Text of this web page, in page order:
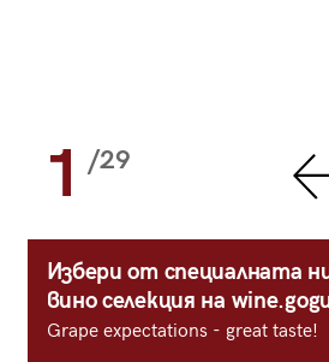
1 /29
Избери от специалната
вино селекция на
Grape expectations - great taste!